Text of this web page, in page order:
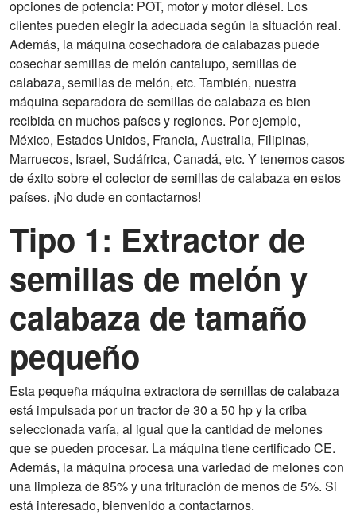
opciones de potencia: POT, motor y motor diésel. Los
clientes pueden elegir la adecuada según la situación real.
Además, la máquina cosechadora de calabazas puede
cosechar semillas de melón cantalupo, semillas de
calabaza, semillas de melón, etc. También, nuestra
máquina separadora de semillas de calabaza es bien
recibida en muchos países y regiones. Por ejemplo,
México, Estados Unidos, Francia, Australia, Filipinas,
Marruecos, Israel, Sudáfrica, Canadá, etc. Y tenemos casos
de éxito sobre el colector de semillas de calabaza en estos
países. ¡No dude en contactarnos!
Tipo 1: Extractor de
semillas de melón y
calabaza de tamaño
pequeño
Esta pequeña máquina extractora de semillas de calabaza
está impulsada por un tractor de 30 a 50 hp y la criba
seleccionada varía, al igual que la cantidad de melones
que se pueden procesar. La máquina tiene certificado CE.
Además, la máquina procesa una variedad de melones con
una limpieza de 85% y una trituración de menos de 5%. Si
está interesado, bienvenido a contactarnos.